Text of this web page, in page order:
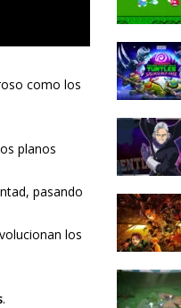
como los
planos
pasando
los
.